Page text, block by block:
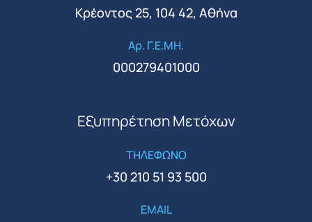
Κρέοντος 25, 104 42, Αθήνα
Αρ. Γ.Ε.ΜΗ.
000279401000
Εξυπηρέτηση Μετόχων
ΤΗΛΕΦΩΝΟ
+30 210 51 93 500
EMAIL